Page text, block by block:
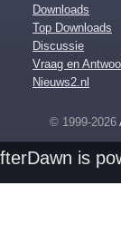
Downloads
Top Downloads
Discussie
Vraag en
Nieuws2.nl
© 1999-2026
is